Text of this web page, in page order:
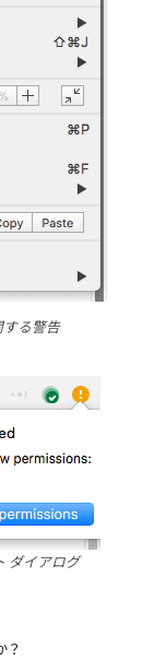
る警告
ダイアログ
？